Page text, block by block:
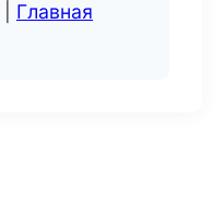
Главная